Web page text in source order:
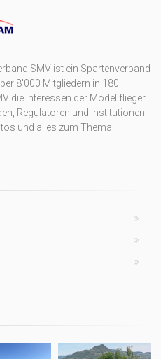
SMV ist ein Spartenverband
8'000 Mitgliedern in 180
die Interessen der Modellflieger
Regulatoren und Institutionen.
und alles zum Thema